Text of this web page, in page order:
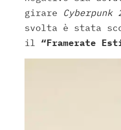
girare Cyberpunk
svolta è stata
il “Framerate